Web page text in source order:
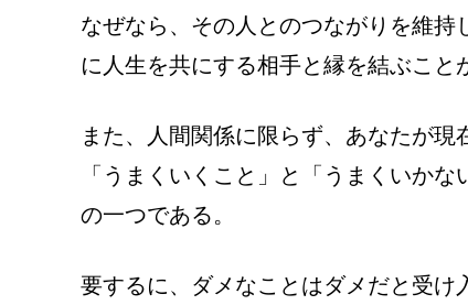
なぜなら、その人とのつながりを維
に人生を共にする相手と縁を結ぶこと
また、人間関係に限らず、あなたが現
「うまくいくこと」と「うまくいか
の一つである。
要するに、ダメなことはダメだと受け